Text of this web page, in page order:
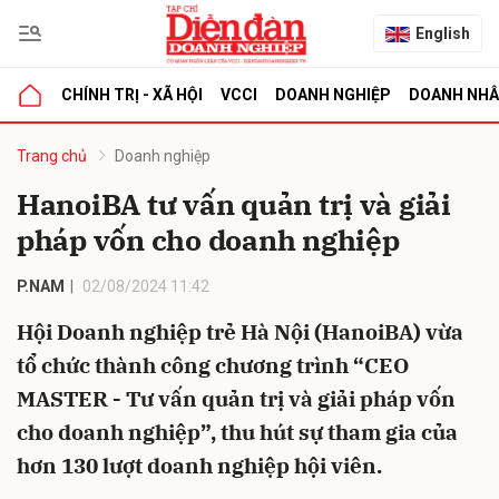
English
CHÍNH TRỊ - XÃ HỘI VCCI DOANH NGHIỆP DOANH
Trang chủ Doanh nghiệp
HanoiBA tư vấn quản trị và giải
pháp vốn cho doanh nghiệp
P.NAM 02/08/2024 11:42
Hội Doanh nghiệp trẻ Hà Nội (HanoiBA) vừa
tổ chức thành công chương trình “CEO
MASTER - Tư vấn quản trị và giải pháp vốn
cho doanh nghiệp”, thu hút sự tham gia của
hơn 130 lượt doanh nghiệp hội viên.
luận
Hủy